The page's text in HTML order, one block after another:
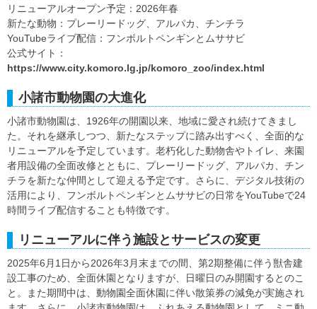
リニューアルオープン予定：2026年春
新たな動物：プレーリードッグ、アルパカ、チンチラ
YouTubeライブ配信：フンボルトペンギンとムササビ
公式サイト：
https://www.city.komoro.lg.jp/komoro_zoo/index.html
小諸市動物園の大進化
小諸市動物園は、1926年の開園以来、地域に愛され続けてきまし
た。それを継承しつつ、新たなステップに踏み出すべく、全面的な
リニューアルを予定しています。老朽化した動物舎やトイレ、来園
者用設備の全面改修とともに、プレーリードッグ、アルパカ、チン
チラを新たな仲間として迎える予定です。さらに、デジタル技術の
活用により、フンボルトペンギンとムササビの日常をYouTubeで24
時間ライブ配信することも特徴です。
リニューアルに伴う施設とサービスの変更
2025年6月1日から2026年3月末までの間、第2期整備に伴う獣舎建
設工事のため、全面休園となりますが、日曜日のみ開園するとのこ
と。また期間中は、動物園全面休園に伴い散策券の減免が実施され